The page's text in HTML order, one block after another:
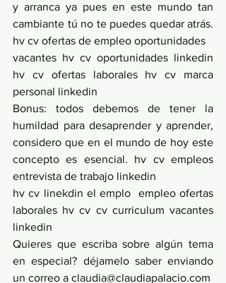
y arranca ya pues en este mundo tan
cambiante tú no te puedes quedar atrás.
hv cv ofertas de empleo oportunidades
vacantes hv cv oportunidades linkedin
hv cv ofertas laborales hv cv marca
personal linkedin
Bonus: todos debemos de tener la
humildad para desaprender y aprender,
considero que en el mundo de hoy este
concepto es esencial. hv cv empleos
entrevista de trabajo linkedin
hv cv linekdin el emplo  empleo ofertas
laborales hv cv cv curriculum vacantes
linkedin
Quieres que escriba sobre algún tema
en especial? déjamelo saber enviando
un correo a claudia@claudiapalacio.com